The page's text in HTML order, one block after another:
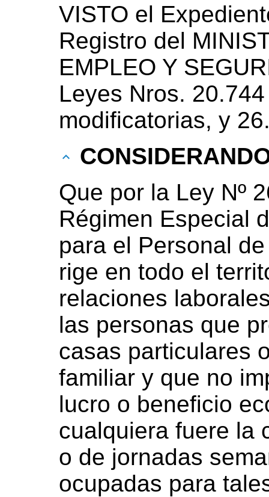
VISTO el
Registro del
EMPLEO Y
Leyes Nros.
modificatorias, y
Que por la Ley Nº
Régimen Especial
para el Personal
rige en todo el
relaciones
las personas que
casas particulares
familiar y que no
lucro o beneficio
cualquiera fuere la
o de jornadas
ocupadas para